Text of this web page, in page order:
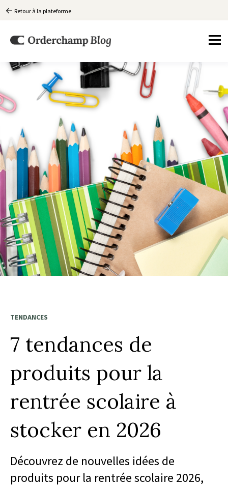
Retour à la plateforme
TENDANCES
7 tendances de
produits pour la
rentrée scolaire à
stocker en 2026
Découvrez de nouvelles idées de
produits pour la rentrée scolaire 2026,